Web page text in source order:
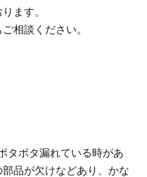
ます。
相談ください。
タポタ漏れている時があ
品が欠けなどあり、かな